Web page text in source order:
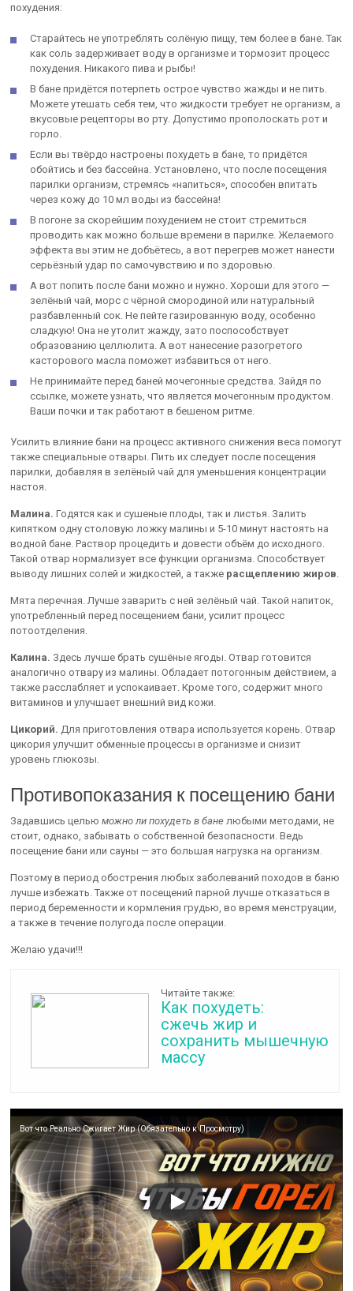
похудения:
Старайтесь не употреблять солёную пищу, тем более в бане. Так
как соль задерживает воду в организме и тормозит процесс
похудения. Никакого пива и рыбы!
В бане придётся потерпеть острое чувство жажды и не пить.
Можете утешать себя тем, что жидкости требует не организм, а
вкусовые рецепторы во рту. Допустимо прополоскать рот и
горло.
Если вы твёрдо настроены похудеть в бане, то придётся
обойтись и без бассейна. Установлено, что после посещения
парилки организм, стремясь «напиться», способен впитать
через кожу до 10 мл воды из бассейна!
В погоне за скорейшим похудением не стоит стремиться
проводить как можно больше времени в парилке. Желаемого
эффекта вы этим не добъётесь, а вот перегрев может нанести
серьёзный удар по самочувствию и по здоровью.
А вот попить после бани можно и нужно. Хороши для этого —
зелёный чай, морс с чёрной смородиной или натуральный
разбавленный сок. Не пейте газированную воду, особенно
сладкую! Она не утолит жажду, зато поспособствует
образованию целлюлита. А вот нанесение разогретого
касторового масла поможет избавиться от него.
Не принимайте перед баней мочегонные средства. Зайдя по
ссылке, можете узнать, что является мочегонным продуктом.
Ваши почки и так работают в бешеном ритме.
Усилить влияние бани на процесс активного снижения веса помогут
также специальные отвары. Пить их следует после посещения
парилки, добавляя в зелёный чай для уменьшения концентрации
настоя.
Малина.Годятся как и сушеные плоды, так и листья. Залить
кипятком одну столовую ложку малины и 5-10 минут настоять на
водной бане. Раствор процедить и довести объём до исходного.
Такой отвар нормализует все функции организма. Способствует
выводу лишних солей и жидкостей, а также расщеплению жиров
Мята перечная. Лучше заварить с ней зелёный чай. Такой напиток,
употребленный перед посещением бани, усилит процесс
потоотделения.
Калина. Здесь лучше брать сушёные ягоды. Отвар готовится
аналогично отвару из малины. Обладает потогонным действием, а
также расслабляет и успокаивает. Кроме того, содержит много
витаминов и улучшает внешний вид кожи.
Цикорий. Для приготовления отвара используется корень. Отвар
цикория улучшит обменные процессы в организме и снизит
уровень глюкозы.
Противопоказания к посещению бани
Задавшись цельюможно ли похудеть в бане любыми методами, не
стоит, однако, забывать о собственной безопасности. Ведь
посещение бани или сауны — это большая нагрузка на организм.
Поэтому в период обострения любых заболеваний походов в баню
лучше избежать. Также от посещений парной лучше отказаться в
период беременности и кормления грудью, во время менструации,
а также в течение полугода после операции.
Желаю удачи!!!
Читайте также:
Как похудеть:
сжечь жир и
сохранить мышечную
массу
Вот что Реально Сжигает Жир (Обязательно к Просмотру)